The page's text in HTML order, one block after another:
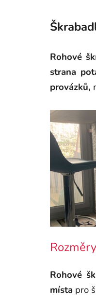
Rohové
strana
provázků,
Rohové
místa pro